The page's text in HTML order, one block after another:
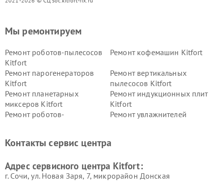
Мы ремонтируем
Ремонт роботов-пылесосов
Kitfort
Ремонт кофемашин Kitfort
Ремонт парогенераторов
Kitfort
Ремонт вертикальных
пылесосов Kitfort
Ремонт планетарных
миксеров Kitfort
Ремонт индукционных плит
Kitfort
Ремонт роботов-
Ремонт увлажнителей
Kitfort
Kitfort
Kitfort
Kitfort
Контакты сервис центра
Адрес сервисного центра Kitfort:
г. Сочи, ул. Новая Заря, 7, микрорайон Донская